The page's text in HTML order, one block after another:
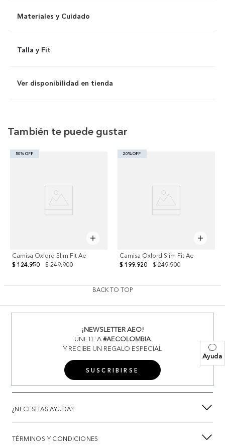
Ayuda
Materiales y Cuidado
Talla y Fit
Ver disponibilidad en tienda
También te puede gustar
50% OFF
Camisa Oxford Slim Fit Ae
$ 249.900
$ 124.950
20% OFF
Camisa Oxford Slim Fit Ae
$ 249.900
$ 199.920
BACK TO TOP
¡NEWSLETTER AEO!
ÚNETE A#AECOLOMBIA
Y RECIBE UN REGALO ESPECIAL
SUSCRIBIRSE
¿NECESITAS AYUDA?
TÉRMINOS Y CONDICIONES